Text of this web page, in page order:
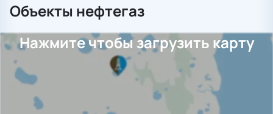
Объекты нефтегаз
Нажмите чтобы загрузить карту